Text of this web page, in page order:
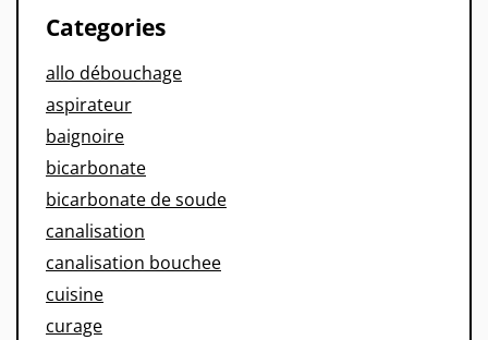
Categories
allo débouchage
aspirateur
baignoire
bicarbonate
bicarbonate de soude
canalisation
canalisation bouchee
cuisine
curage